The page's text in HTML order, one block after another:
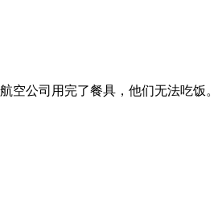
空公司用完了餐具，他们无法吃饭